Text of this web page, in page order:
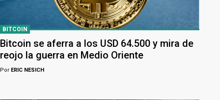
BITCOIN
Bitcoin se aferra a los USD 64.500 y mira de
reojo la guerra en Medio Oriente
Por ERIC NESICH